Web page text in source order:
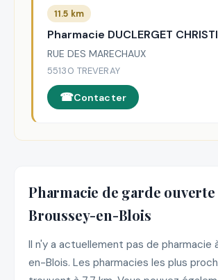
11.5 km
Pharmacie DUCLERGET
RUE DES MARECHAUX
55130 TREVERAY
Contacter
Pharmacie de garde ouverte
Broussey-en-Blois
Il n'y a actuellement pas de pharmacie
en-Blois. Les pharmacies les plus